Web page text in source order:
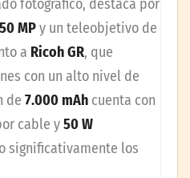
fotográfico, destaca por
50 MPy un teleobjetivo de
a Ricoh GR, que
con un alto nivel de
de 7.000 mAh cuenta con
cable y50 W
significativamente los